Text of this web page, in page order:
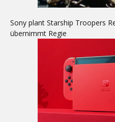
Sony plant Starship Troopers
übernimmt Regie